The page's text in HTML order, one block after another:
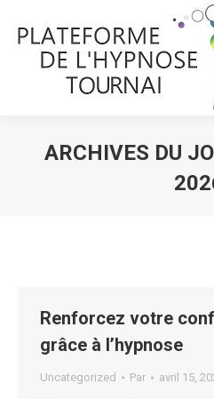
ARCHIVES DU
Renforcez votre
grâce à l’hypnose
Uncategorized Par avril 15,